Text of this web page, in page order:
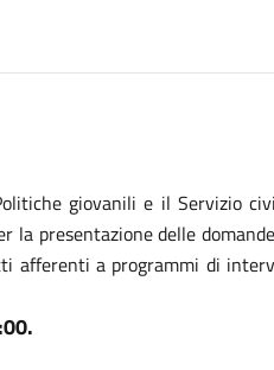
giovanili e il Servizio
presentazione delle
afferenti a programmi di